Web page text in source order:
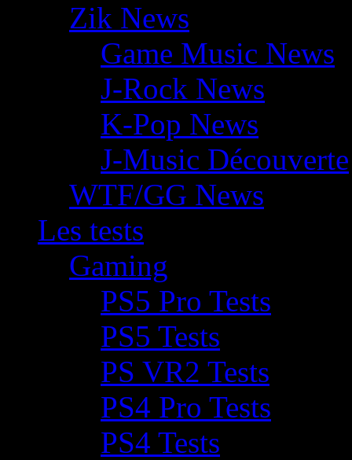
Zik News
Game Music News
J-Rock News
K-Pop News
J-Music Découverte
WTF/GG News
Les tests
Gaming
PS5 Pro Tests
PS5 Tests
PS VR2 Tests
PS4 Pro Tests
PS4 Tests